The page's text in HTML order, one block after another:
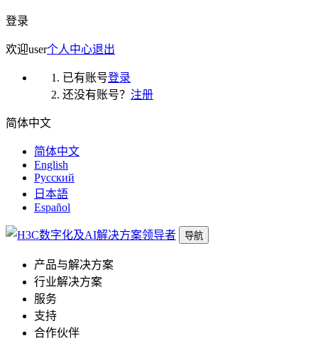
登录
欢迎user个人中心退出
已有账号登录
还没有账号？ 注册
简体中文
简体中文
English
Русский
日本語
Español
导航
产品与解决方案
行业解决方案
服务
支持
合作伙伴